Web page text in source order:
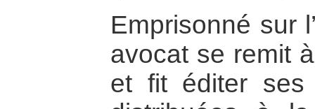
Emprisonné sur
avocat se remit
et fit éditer ses